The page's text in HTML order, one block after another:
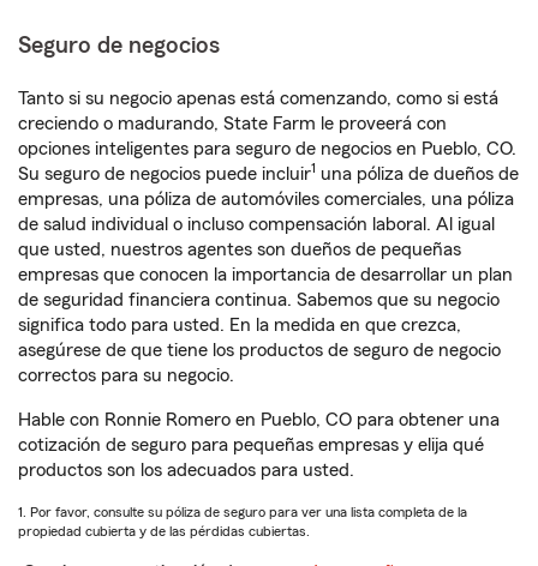
Seguro de negocios
Tanto si su negocio apenas está comenzando, como si está
creciendo o madurando, State Farm le proveerá con
opciones inteligentes para seguro de negocios en Pueblo, CO.
Su seguro de negocios puede incluir1 una póliza de dueños de
empresas, una póliza de automóviles comerciales, una póliza
de salud individual o incluso compensación laboral. Al igual
que usted, nuestros agentes son dueños de pequeñas
empresas que conocen la importancia de desarrollar un plan
de seguridad financiera continua. Sabemos que su negocio
significa todo para usted. En la medida en que crezca,
asegúrese de que tiene los productos de seguro de negocio
correctos para su negocio.
Hable con Ronnie Romero en Pueblo, CO para obtener una
cotización de seguro para pequeñas empresas y elija qué
productos son los adecuados para usted.
1. Por favor, consulte su póliza de seguro para ver una lista completa de la
propiedad cubierta y de las pérdidas cubiertas.